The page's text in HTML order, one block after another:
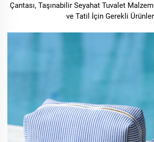
Çantası, Taşınabilir Seyahat Tuvalet
ve Tatil İçin Gerekli Ürünler